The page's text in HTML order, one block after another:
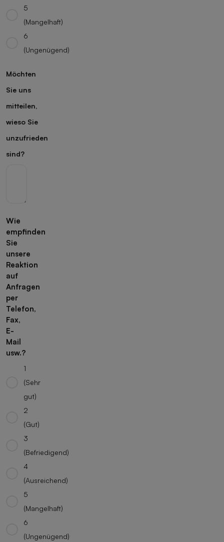
5
(Mangelhaft)
6
(Ungenügend)
Möchten
Sie uns
mitteilen,
wieso Sie
unzufrieden
sind?
Wie
empfinden
Sie
unsere
Reaktion
auf
Anfragen
per
Telefon,
Fax,
E-
Mail
usw.?
1
(Sehr
gut)
2
(Gut)
3
(Befriedigend)
4
(Ausreichend)
5
(Mangelhaft)
6
(Ungenügend)